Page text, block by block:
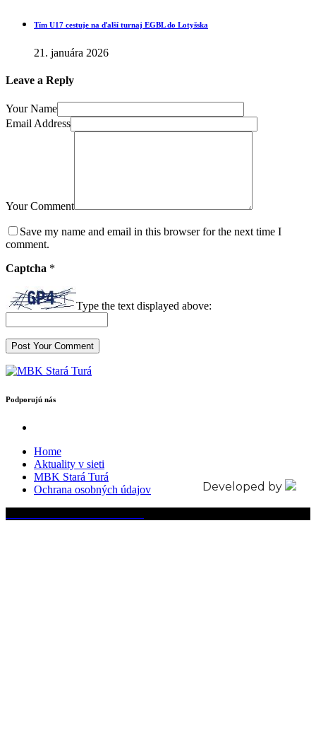
Tím U17 cestuje na ďalší turnaj EGBL do Lotyšska
21. januára 2026
Leave a Reply
Your Name
Email Address
Your Comment
Save my name and email in this browser for the next time I
comment.
Captcha *
Type the text displayed above:
Podporujú nás
Home
Aktuality v sieti
MBK Stará Turá
Ochrana osobných údajov
Developed by